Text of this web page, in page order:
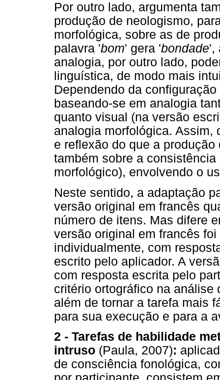
Por outro lado, argumenta
produção de neologismo,
morfológica, sobre as de
palavra 'bom' gera 'bondade',
analogia, por outro lado,
linguística, de modo mais
Dependendo da
baseando-se em analogia
quanto visual (na versão
analogia morfológica. Assim,
e reflexão do que a
também sobre a
morfológico), envolvendo o
Neste sentido, a adaptação
versão original em francês
número de itens. Mas difere
versão original em francês
individualmente, com
escrito pelo aplicador. A
com resposta escrita pelo
critério ortográfico na
além de tornar a tarefa mais
para sua execução e para a
2 - Tarefas de habilidade
intruso (Paula, 2007):
de consciência fonológica,